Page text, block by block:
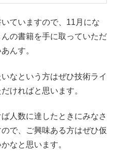
ていますので、11月にな
の書籍を手に取っていただ
んす。
なという方はぜひ技術ライ
ければと思います。
人数に達したときにみなさ
で、ご興味ある方はぜひ仮
なと思います。